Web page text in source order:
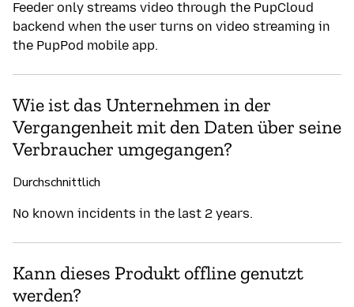
Feeder only streams video through the PupCloud
backend when the user turns on video streaming in
the PupPod mobile app.
Wie ist das Unternehmen in der
Vergangenheit mit den Daten über seine
Verbraucher umgegangen?
Durchschnittlich
No known incidents in the last 2 years.
Kann dieses Produkt offline genutzt
werden?